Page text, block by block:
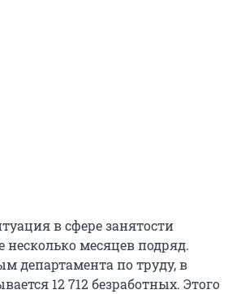
в сфере занятости
несколько месяцев подряд.
департамента по труду, в
12 712 безработных. Этого